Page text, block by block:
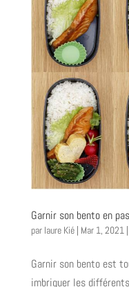
Garnir son bento en
par laure Kié| Mar 1, 2021|
Garnir son bento est
imbriquer les